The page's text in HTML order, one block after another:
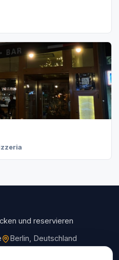
und reservieren
Berlin, Deutschland